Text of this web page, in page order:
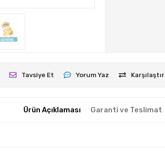
Tavsiye Et Yorum Yaz Karşılaştır
Ürün Açıklaması Garanti ve Teslimat